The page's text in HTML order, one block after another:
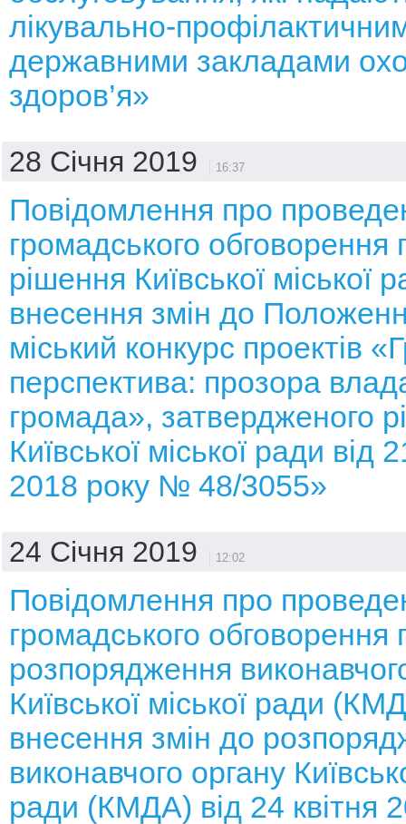
лікувально-
державними закладами
здоров’я»
28 Січня 2019 16:37
Повідомлення про
громадського обговорення
рішення Київської міської
внесення змін до
міський конкурс проектів
перспектива: прозора
громада», затвердженого
Київської міської ради від
2018 року № 48/3055»
24 Січня 2019 12:02
Повідомлення про
громадського обговорення
розпорядження
Київської міської ради
внесення змін до
виконавчого органу
ради (КМДА) від 24 квітня